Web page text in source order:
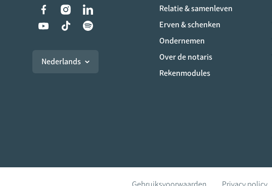
Liens vers les réseaux sociaux
Nederlands
Relatie & samenleven
Erven & schenken
Ondernemen
Over de notaris
Rekenmodules